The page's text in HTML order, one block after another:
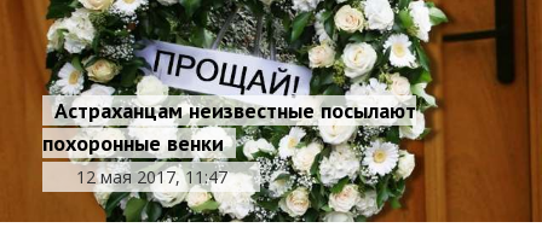
Астраханцам неизвестные посылают
похоронные венки
12 мая 2017, 11:47